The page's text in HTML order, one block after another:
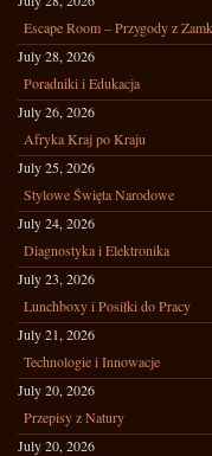
Escape Room – Przygody z
July 28, 2026
Poradniki i Edukacja
July 26, 2026
Afryka Kraj po Kraju
July 25, 2026
Stylowe Święta Narodowe
July 24, 2026
Diagnostyka i Elektronika
July 23, 2026
Lunchboxy i Posiłki do Pracy
July 21, 2026
Technologie i Innowacje
July 20, 2026
Przepisy z Natury
July 20, 2026